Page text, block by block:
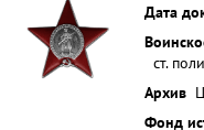
Дата
ст.
Архив
Фонд